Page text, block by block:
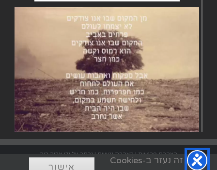
הצהרת פרטיות | הצהרת נגישות | נכתב על ידי אריה רוה
אתר זה נעזר ב-Cookies
אישור